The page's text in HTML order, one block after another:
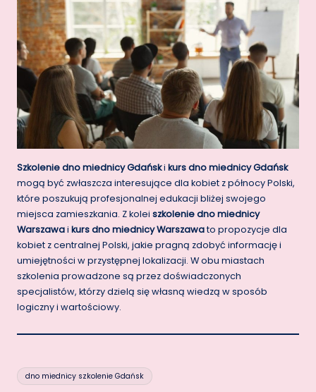
Szkolenie dno miednicy Gdański kurs dno miednicy Gdańsk
mogą być zwłaszcza interesujące dla kobiet z północy Polski,
które poszukują profesjonalnej edukacji bliżej swojego
miejsca zamieszkania. Z kolei szkolenie dno miednicy
Warszawai kurs dno miednicy Warszawato propozycje dla
kobiet z centralnej Polski, jakie pragną zdobyć informację i
umiejętności w przystępnej lokalizacji. W obu miastach
szkolenia prowadzone są przez doświadczonych
specjalistów, którzy dzielą się własną wiedzą w sposób
logiczny i wartościowy.
Tags:
dno miednicy szkolenie Gdańsk